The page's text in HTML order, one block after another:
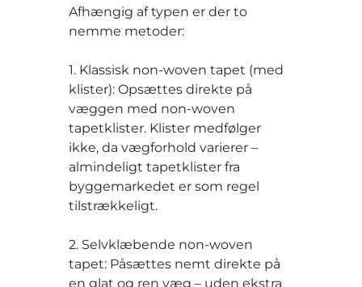
Afhængig af typen er der to
nemme metoder:
1. Klassisk non-woven tapet (med
klister): Opsættes direkte på
væggen med non-woven
tapetklister. Klister medfølger
ikke, da vægforhold varierer –
almindeligt tapetklister fra
byggemarkedet er som regel
tilstrækkeligt.
2. Selvklæbende non-woven
tapet: Påsættes nemt direkte på
en glat og ren væg – uden ekstra